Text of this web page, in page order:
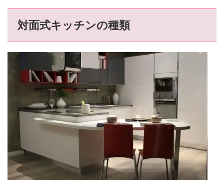
対面式キッチンの種類